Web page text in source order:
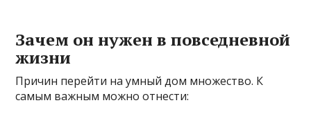
Зачем он нужен в повседневной
жизни
Причин перейти на умный дом множество. К
самым важным можно отнести: